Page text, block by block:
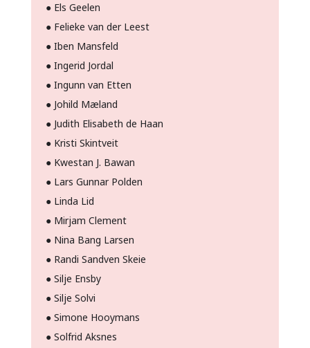
● Els Geelen
● Felieke van der Leest
● Iben Mansfeld
● Ingerid Jordal
● Ingunn van Etten
● Johild Mæland
● Judith Elisabeth de Haan
● Kristi Skintveit
● Kwestan J. Bawan
● Lars Gunnar Polden
● Linda Lid
● Mirjam Clement
● Nina Bang Larsen
● Randi Sandven Skeie
● Silje Ensby
● Silje Solvi
● Simone Hooymans
● Solfrid Aksnes